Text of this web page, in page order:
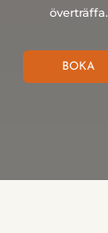
överträffa.
BOKA